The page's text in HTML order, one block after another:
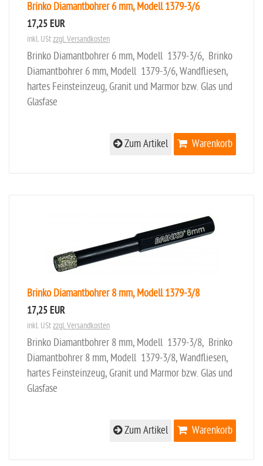
Brinko Diamantbohrer 6 mm, Modell 1379-3/6
17,25 EUR
inkl. UStzzgl. Versandkosten
Brinko Diamantbohrer 6 mm, Modell 1379-3/6, Brinko
Diamantbohrer 6 mm, Modell 1379-3/6, Wandfliesen,
hartes Feinsteinzeug, Granit und Marmor bzw. Glas und
Glasfase
Warenkorb
Zum Artikel
Brinko Diamantbohrer 8 mm, Modell 1379-3/8
17,25 EUR
inkl. UStzzgl. Versandkosten
Brinko Diamantbohrer 8 mm, Modell 1379-3/8, Brinko
Diamantbohrer 8 mm, Modell 1379-3/8, Wandfliesen,
hartes Feinsteinzeug, Granit und Marmor bzw. Glas und
Glasfase
Warenkorb
Zum Artikel